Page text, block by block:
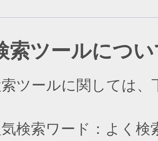
索ツールにつ
ツールに関しては
気検索ワード：よく